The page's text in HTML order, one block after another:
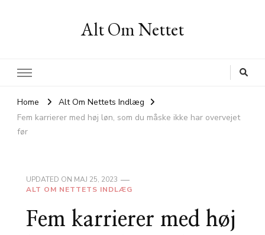
Alt Om Nettet
Home
Alt Om Nettets Indlæg
Fem karrierer med høj løn, som du måske ikke har overvejet
før
UPDATED ON MAJ 25, 2023
ALT OM NETTETS INDLÆG
Fem karrierer med høj